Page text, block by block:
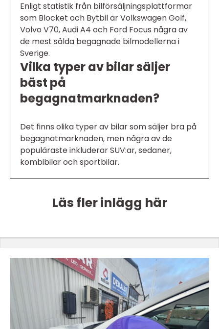
Enligt statistik från bilförsäljningsplattformar
som Blocket och Bytbil är Volkswagen Golf,
Volvo V70, Audi A4 och Ford Focus några av
de mest sålda begagnade bilmodellerna i
Sverige.
Vilka typer av bilar säljer
bäst på
begagnatmarknaden?
Det finns olika typer av bilar som säljer bra på
begagnatmarknaden, men några av de
populäraste inkluderar SUV:ar, sedaner,
kombibilar och sportbilar.
Läs fler inlägg här